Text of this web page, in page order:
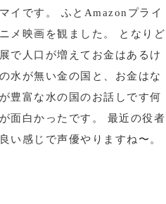
イです。 ふとAmazonプライ
メ映画を観ました。 となりど
で人口が増えてお金はあるけ
水が無い金の国と、お金はな
豊富な水の国のお話しです何
面白かったです。 最近の役者
い感じで声優やりますね〜。
reservationから、電話予約は
ろしくお願いします。